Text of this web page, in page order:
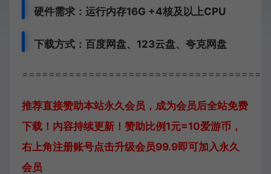
硬件需求：运行内存16G +4核及以上CPU
下载方式： 百度网盘、 123云盘、夸克网盘
推荐直接赞助本站永久会员，成为会员后全站免费
下载！内容持续更新！赞助比例1元=10爱游币，
右上角注册账号点击升级会员99.9即可加入永久
会员